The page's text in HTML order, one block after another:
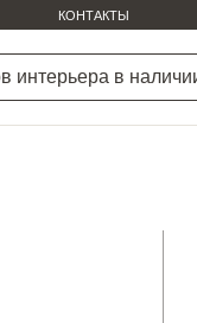
КОНТАКТЫ